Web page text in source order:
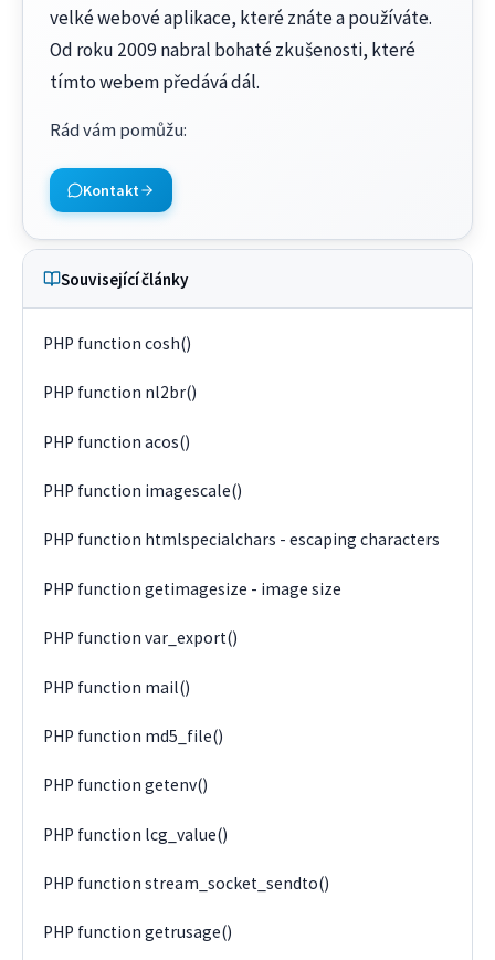
velké webové aplikace, které znáte a používáte.
Od roku 2009 nabral bohaté zkušenosti, které
tímto webem předává dál.
Rád vám pomůžu:
Kontakt
Související články
PHP function cosh()
PHP function nl2br()
PHP function acos()
PHP function imagescale()
PHP function htmlspecialchars - escaping characters
PHP function getimagesize - image size
PHP function var_export()
PHP function mail()
PHP function md5_file()
PHP function getenv()
PHP function lcg_value()
PHP function stream_socket_sendto()
PHP function getrusage()